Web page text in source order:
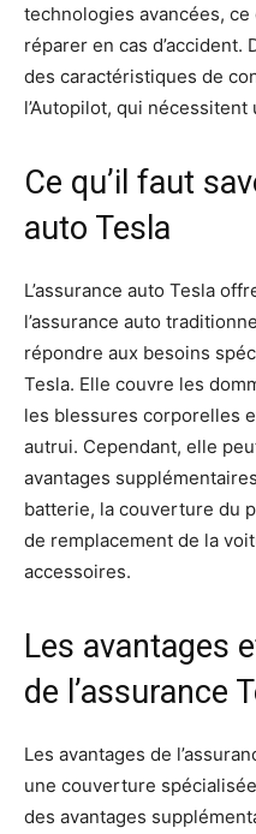
technologies avancées,
réparer en cas
des caractéristiques de
l’Autopilot, qui
Ce qu’il faut
auto Tesla
L’assurance auto Tesla
l’assurance auto
répondre aux besoins
Tesla. Elle couvre les
les blessures corporelles
autrui. Cependant, elle
avantages
batterie, la couverture du
de remplacement de la
accessoires.
Les avantages
de l’assurance
Les avantages de
une couverture
des avantages